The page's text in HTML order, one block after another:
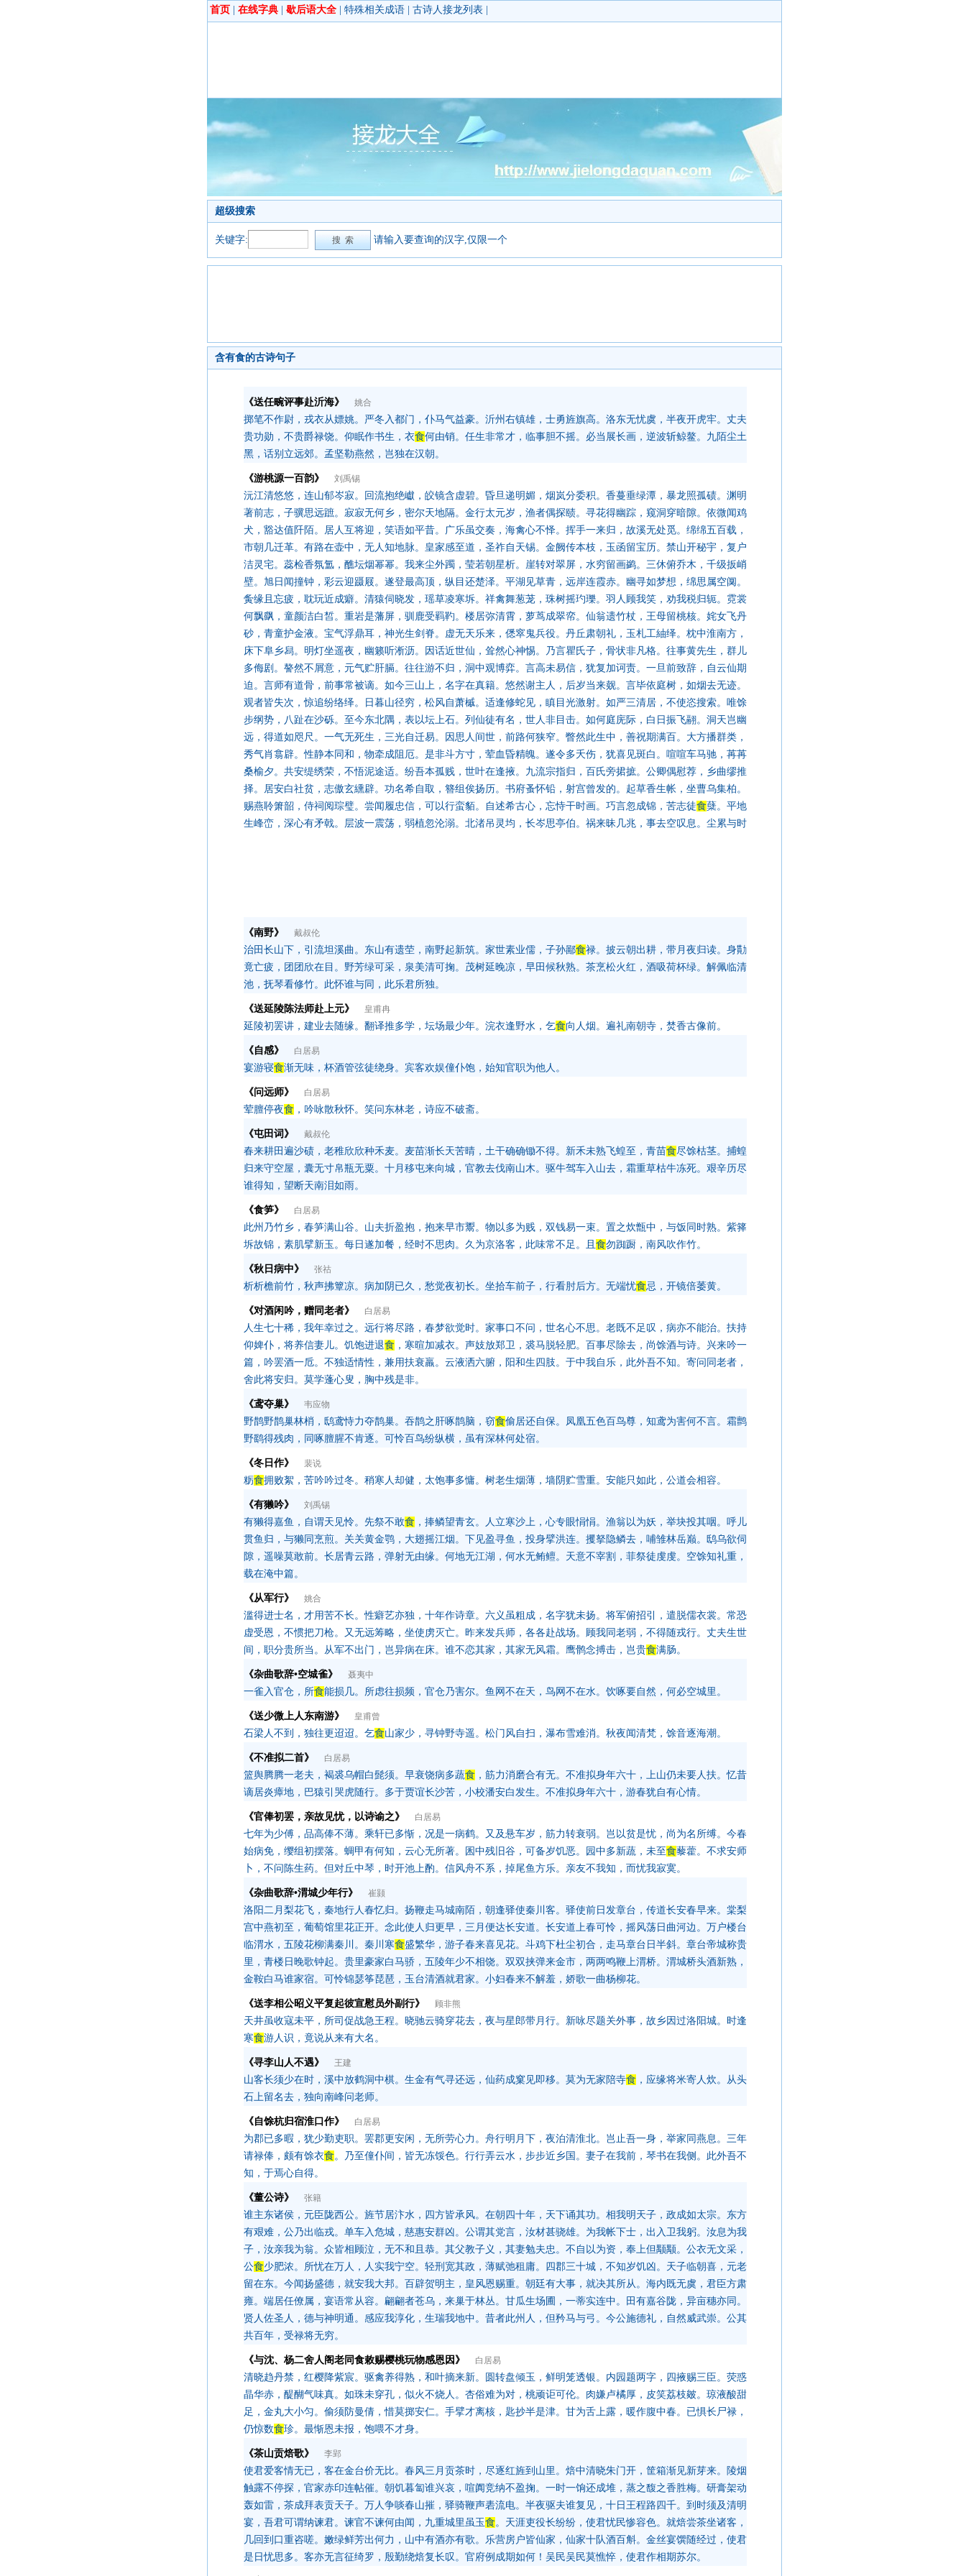
首页 在线字典 歇后语大全 特殊相关成语 古诗人接龙列表
超级搜索
关键字: 请输入要查询的汉字,仅限一个
含有食的古诗句子
《送任畹评事赴沂海》 姚合
掷笔不作尉，戎衣从嫖姚。严冬入都门，仆马气益豪。沂州右镇雄，士勇旌旗高。洛东无忧虞，半夜开虎牢。丈夫
贵功勋，不贵爵禄饶。仰眠作书生，衣食何由销。任生非常才，临事胆不摇。必当展长画，逆波斩鲸鳌。九陌尘土
黑，话别立远郊。孟坚勒燕然，岂独在汉朝。
《游桃源一百韵》 刘禹锡
沅江清悠悠，连山郁岑寂。回流抱绝巘，皎镜含虚碧。昏旦递明媚，烟岚分委积。香蔓垂绿潭，暴龙照孤碛。渊明
著前志，子骥思远蹠。寂寂无何乡，密尔天地隔。金行太元岁，渔者偶探赜。寻花得幽踪，窥洞穿暗隙。依微闻鸡
犬，豁达值阡陌。居人互将迎，笑语如平昔。广乐虽交奏，海禽心不怿。挥手一来归，故溪无处觅。绵绵五百载，
市朝几迁革。有路在壶中，无人知地脉。皇家感至道，圣祚自天锡。金阙传本枝，玉函留宝历。禁山开秘宇，复户
洁灵宅。蕊检香氛氲，醮坛烟幂幂。我来尘外躅，莹若朝星析。崖转对翠屏，水穷留画鹢。三休俯乔木，千级扳峭
壁。旭日闻撞钟，彩云迎蹑屐。遂登最高顶，纵目还楚泽。平湖见草青，远岸连霞赤。幽寻如梦想，绵思属空阒。
夤缘且忘疲，耽玩近成癖。清猿伺晓发，瑶草凌寒坼。祥禽舞葱茏，珠树摇玓瓅。羽人顾我笑，劝我税归轭。霓裳
何飘飖，童颜洁白皙。重岩是藩屏，驯鹿受羁靮。楼居弥清霄，萝茑成翠帟。仙翁遗竹杖，王母留桃核。姹女飞丹
砂，青童护金液。宝气浮鼎耳，神光生剑脊。虚无天乐来，僁窣鬼兵役。丹丘肃朝礼，玉札工紬绎。枕中淮南方，
床下阜乡舄。明灯坐遥夜，幽籁听淅沥。因话近世仙，耸然心神惕。乃言瞿氏子，骨状非凡格。往事黄先生，群儿
多侮剧。謷然不屑意，元气贮肝膈。往往游不归，洞中观博弈。言高未易信，犹复加诃责。一旦前致辞，自云仙期
迫。言师有道骨，前事常被谪。如今三山上，名字在真籍。悠然谢主人，后岁当来觌。言毕依庭树，如烟去无迹。
观者皆失次，惊追纷络绎。日暮山径穷，松风自萧槭。适逢修蛇见，瞋目光激射。如严三清居，不使恣搜索。唯馀
步纲势，八趾在沙砾。至今东北隅，表以坛上石。列仙徒有名，世人非目击。如何庭庑际，白日振飞翮。洞天岂幽
远，得道如咫尺。一气无死生，三光自迁易。因思人间世，前路何狭窄。瞥然此生中，善祝期满百。大方播群类，
秀气肖翕辟。性静本同和，物牵成阻厄。是非斗方寸，荤血昏精魄。遂令多夭伤，犹喜见斑白。喧喧车马驰，苒苒
桑榆夕。共安缇绣荣，不悟泥途适。纷吾本孤贱，世叶在逢掖。九流宗指归，百氏旁捃摭。公卿偶慰荐，乡曲缪推
择。居安白社贫，志傲玄纁辟。功名希自取，簪组俟扬历。书府蚤怀铅，射宫曾发的。起草香生帐，坐曹乌集柏。
赐燕聆箫韶，侍祠阅琮璧。尝闻履忠信，可以行蛮貊。自述希古心，忘恃干时画。巧言忽成锦，苦志徒食蘖。平地
生峰峦，深心有矛戟。层波一震荡，弱植忽沦溺。北渚吊灵均，长岑思亭伯。祸来昧几兆，事去空叹息。尘累与时
《南野》 戴叔伦
治田长山下，引流坦溪曲。东山有遗茔，南野起新筑。家世素业儒，子孙鄙食禄。披云朝出耕，带月夜归读。身勩
竟亡疲，团团欣在目。野芳绿可采，泉美清可掬。茂树延晚凉，早田候秋熟。茶烹松火红，酒吸荷杯绿。解佩临清
池，抚琴看修竹。此怀谁与同，此乐君所独。
《送延陵陈法师赴上元》 皇甫冉
延陵初罢讲，建业去随缘。翻译推多学，坛场最少年。浣衣逢野水，乞食向人烟。遍礼南朝寺，焚香古像前。
《自感》 白居易
宴游寝食渐无味，杯酒管弦徒绕身。宾客欢娱僮仆饱，始知官职为他人。
《问远师》 白居易
荤膻停夜食 ，吟咏散秋怀。笑问东林老，诗应不破斋。
《屯田词》 戴叔伦
春来耕田遍沙碛，老稚欣欣种禾麦。麦苗渐长天苦晴，土干确确锄不得。新禾未熟飞蝗至，青苗食尽馀枯茎。捕蝗
归来守空屋，囊无寸帛瓶无粟。十月移屯来向城，官教去伐南山木。驱牛驾车入山去，霜重草枯牛冻死。艰辛历尽
谁得知，望断天南泪如雨。
《食笋》 白居易
此州乃竹乡，春笋满山谷。山夫折盈抱，抱来早市鬻。物以多为贱，双钱易一束。置之炊甑中，与饭同时熟。紫箨
坼故锦，素肌擘新玉。每日遂加餐，经时不思肉。久为京洛客，此味常不足。且 食勿踟蹰，南风吹作竹。
《秋日病中》 张祜
析析檐前竹，秋声拂簟凉。病加阴已久，愁觉夜初长。坐拾车前子，行看肘后方。无端忧食忌，开镜倍萎黄。
《对酒闲吟，赠同老者》 白居易
人生七十稀，我年幸过之。远行将尽路，春梦欲觉时。家事口不问，世名心不思。老既不足叹，病亦不能治。扶持
仰婢仆，将养信妻儿。饥饱进退食 ，寒暄加减衣。声妓放郑卫，裘马脱轻肥。百事尽除去，尚馀酒与诗。兴来吟一
篇，吟罢酒一卮。不独适情性，兼用扶衰羸。云液洒六腑，阳和生四肢。于中我自乐，此外吾不知。寄问同老者，
舍此将安归。莫学蓬心叟，胸中残是非。
《鸢夺巢》 韦应物
野鹊野鹊巢林梢，鸱鸢恃力夺鹊巢。吞鹊之肝啄鹊脑，窃食偷居还自保。凤凰五色百鸟尊，知鸢为害何不言。霜鹯
野鹞得残肉，同啄膻腥不肯逐。可怜百鸟纷纵横，虽有深林何处宿。
《冬日作》 裴说
粝食拥败絮，苦吟吟过冬。稍寒人却健，太饱事多慵。树老生烟薄，墙阴贮雪重。安能只如此，公道会相容。
《有獭吟》 刘禹锡
有獭得嘉鱼，自谓天见怜。先祭不敢食 ，捧鳞望青玄。人立寒沙上，心专眼悁悁。渔翁以为妖，举块投其咽。呼儿
贯鱼归，与獭同烹煎。关关黄金鹗，大翅摇江烟。下见盈寻鱼，投身擘洪连。攫拏隐鳞去，哺雏林岳巅。鸱乌欲伺
隙，遥噪莫敢前。长居青云路，弹射无由缘。何地无江湖，何水无鲔鳣。天意不宰割，菲祭徒虔虔。空馀知礼重，
载在淹中篇。
《从军行》 姚合
滥得进士名，才用苦不长。性癖艺亦独，十年作诗章。六义虽粗成，名字犹未扬。将军俯招引，遣脱儒衣裳。常恐
虚受恩，不惯把刀枪。又无远筹略，坐使虏灭亡。昨来发兵师，各各赴战场。顾我同老弱，不得随戎行。丈夫生世
间，职分贵所当。从军不出门，岂异病在床。谁不恋其家，其家无风霜。鹰鹘念搏击，岂贵食满肠。
《杂曲歌辞•空城雀》 聂夷中
一雀入官仓，所食能损几。所虑往损频，官仓乃害尔。鱼网不在天，鸟网不在水。饮啄要自然，何必空城里。
《送少微上人东南游》 皇甫曾
石梁人不到，独往更迢迢。乞食山家少，寻钟野寺遥。松门风自扫，瀑布雪难消。秋夜闻清梵，馀音逐海潮。
《不准拟二首》 白居易
篮舆腾腾一老夫，褐裘乌帽白髭须。早衰饶病多蔬食 ，筋力消磨合有无。不准拟身年六十，上山仍未要人扶。忆昔
谪居炎瘴地，巴猿引哭虎随行。多于贾谊长沙苦，小校潘安白发生。不准拟身年六十，游春犹自有心情。
《官俸初罢，亲故见忧，以诗谕之》 白居易
七年为少傅，品高俸不薄。乘轩已多惭，况是一病鹤。又及悬车岁，筋力转衰弱。岂以贫是忧，尚为名所缚。今春
始病免，缨组初摆落。蜩甲有何知，云心无所著。囷中残旧谷，可备岁饥恶。园中多新蔬，未至食藜藿。不求安师
卜，不问陈生药。但对丘中琴，时开池上酌。信风舟不系，掉尾鱼方乐。亲友不我知，而忧我寂寞。
《杂曲歌辞•渭城少年行》 崔颢
洛阳二月梨花飞，秦地行人春忆归。扬鞭走马城南陌，朝逢驿使秦川客。驿使前日发章台，传道长安春早来。棠梨
宫中燕初至，葡萄馆里花正开。念此使人归更早，三月便达长安道。长安道上春可怜，摇风荡日曲河边。万户楼台
临渭水，五陵花柳满秦川。秦川寒食盛繁华，游子春来喜见花。斗鸡下杜尘初合，走马章台日半斜。章台帝城称贵
里，青楼日晚歌钟起。贵里豪家白马骄，五陵年少不相饶。双双挟弹来金市，两两鸣鞭上渭桥。渭城桥头酒新熟，
金鞍白马谁家宿。可怜锦瑟筝琵琶，玉台清酒就君家。小妇春来不解羞，娇歌一曲杨柳花。
《送李相公昭义平复起彼宣慰员外副行》 顾非熊
天井虽收寇未平，所司促战急王程。晓驰云骑穿花去，夜与星郎带月行。新咏尽题关外事，故乡因过洛阳城。时逢
寒食游人识，竟说从来有大名。
《寻李山人不遇》 王建
山客长须少在时，溪中放鹤洞中棋。生金有气寻还远，仙药成窠见即移。莫为无家陪寺食 ，应缘将米寄人炊。从头
石上留名去，独向南峰问老师。
《自馀杭归宿淮口作》 白居易
为郡已多暇，犹少勤吏职。罢郡更安闲，无所劳心力。舟行明月下，夜泊清淮北。岂止吾一身，举家同燕息。三年
请禄俸，颇有馀衣食。乃至僮仆间，皆无冻馁色。行行弄云水，步步近乡国。妻子在我前，琴书在我侧。此外吾不
知，于焉心自得。
《董公诗》 张籍
谁主东诸侯，元臣陇西公。旌节居汴水，四方皆承风。在朝四十年，天下诵其功。相我明天子，政成如太宗。东方
有艰难，公乃出临戎。单车入危城，慈惠安群凶。公谓其党言，汝材甚骁雄。为我帐下士，出入卫我躬。汝息为我
子，汝亲我为翁。众皆相顾泣，无不和且恭。其父教子义，其妻勉夫忠。不自以为资，奉上但颙颙。公衣无文采，
公食少肥浓。所忧在万人，人实我宁空。轻刑宽其政，薄赋弛租庸。四郡三十城，不知岁饥凶。天子临朝喜，元老
留在东。今闻扬盛德，就安我大邦。百辟贺明主，皇风恩赐重。朝廷有大事，就决其所从。海内既无虞，君臣方肃
雍。端居任僚属，宴语常从容。翩翩者苍乌，来巢于林丛。甘瓜生场圃，一蒂实连中。田有嘉谷陇，异亩穗亦同。
贤人佐圣人，德与神明通。感应我淳化，生瑞我地中。昔者此州人，但矜马与弓。今公施德礼，自然威武崇。公其
共百年，受禄将无穷。
《与沈、杨二舍人阁老同食敕赐樱桃玩物感恩因》 白居易
清晓趋丹禁，红樱降紫宸。驱禽养得熟，和叶摘来新。圆转盘倾玉，鲜明笼透银。内园题两字，四掖赐三臣。荧惑
晶华赤，醍醐气味真。如珠未穿孔，似火不烧人。杏俗难为对，桃顽讵可伦。肉嫌卢橘厚，皮笑荔枝皴。琼液酸甜
足，金丸大小匀。偷须防曼倩，惜莫掷安仁。手擘才离核，匙抄半是津。甘为舌上露，暖作腹中春。已惧长尸禄，
仍惊数食珍。最惭恩未报，饱喂不才身。
《茶山贡焙歌》 李郢
使君爱客情无已，客在金台价无比。春风三月贡茶时，尽逐红旌到山里。焙中清晓朱门开，筐箱渐见新芽来。陵烟
触露不停探，官家赤印连帖催。朝饥暮匐谁兴哀，喧阗竞纳不盈掬。一时一饷还成堆，蒸之馥之香胜梅。研膏架动
轰如雷，茶成拜表贡天子。万人争啖春山摧，驿骑鞭声砉流电。半夜驱夫谁复见，十日王程路四千。到时须及清明
宴，吾君可谓纳谏君。谏官不谏何由闻，九重城里虽玉食。天涯吏役长纷纷，使君忧民惨容色。就焙尝茶坐诸客，
几回到口重咨嗟。嫩绿鲜芳出何力，山中有酒亦有歌。乐营房户皆仙家，仙家十队酒百斛。金丝宴馔随经过，使君
是日忧思多。客亦无言征绮罗，殷勤绕焙复长叹。官府例成期如何！吴民吴民莫憔悴，使君作相期苏尔。